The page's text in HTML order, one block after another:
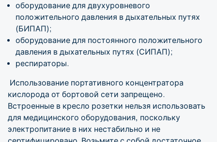
оборудование для двухуровневого
положительного давления в дыхательных путях
(БИПАП);
оборудование для постоянного положительного
давления в дыхательных путях (СИПАП);
респираторы.
Использование портативного концентратора
кислорода от бортовой сети запрещено.
Встроенные в кресло розетки нельзя использовать
для медицинского оборудования, поскольку
электропитание в них нестабильно и не